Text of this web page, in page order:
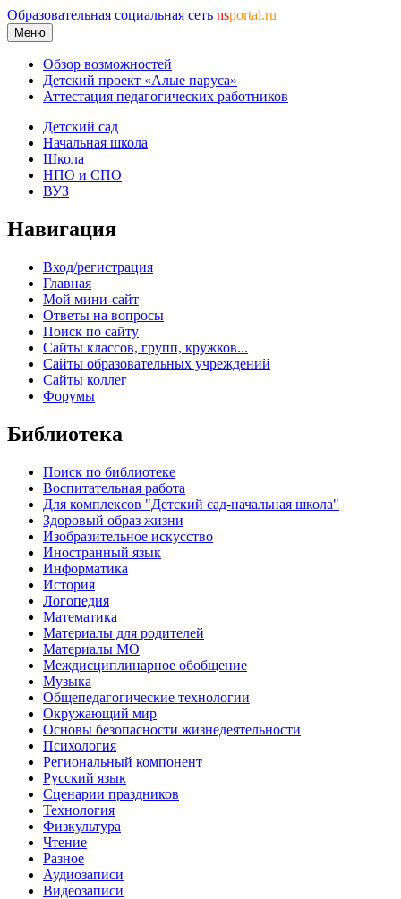
Образовательная социальная сеть nsportal.ru
Меню
Обзор возможностей
Детский проект «Алые паруса»
Аттестация педагогических работников
Детский сад
Начальная школа
Школа
НПО и СПО
ВУЗ
Навигация
Вход/регистрация
Главная
Мой мини-сайт
Ответы на вопросы
Поиск по сайту
Сайты классов, групп, кружков...
Сайты образовательных учреждений
Сайты коллег
Форумы
Библиотека
Поиск по библиотеке
Воспитательная работа
Для комплексов "Детский сад-начальная школа"
Здоровый образ жизни
Изобразительное искусство
Иностранный язык
Информатика
История
Логопедия
Математика
Материалы для родителей
Материалы МО
Междисциплинарное обобщение
Музыка
Общепедагогические технологии
Окружающий мир
Основы безопасности жизнедеятельности
Психология
Региональный компонент
Русский язык
Сценарии праздников
Технология
Физкультура
Чтение
Разное
Аудиозаписи
Видеозаписи